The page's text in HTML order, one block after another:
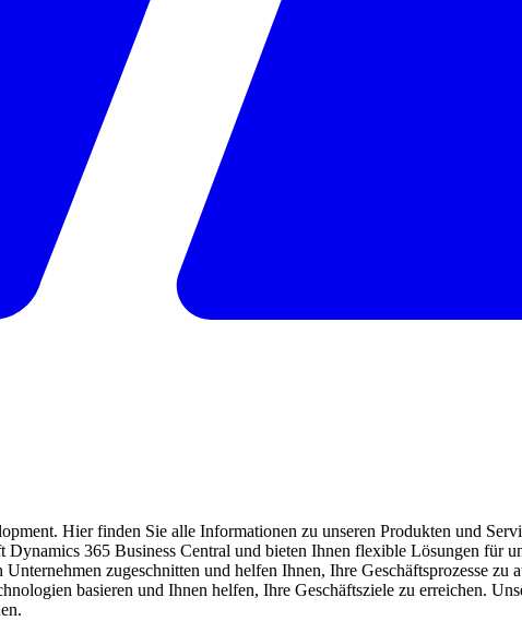
Hier finden Sie alle Informationen zu unseren Produkten und
365 Business Central und bieten Ihnen flexible Lösungen für
zugeschnitten und helfen Ihnen, Ihre Geschäftsprozesse zu
basieren und Ihnen helfen, Ihre Geschäftsziele zu erreichen.